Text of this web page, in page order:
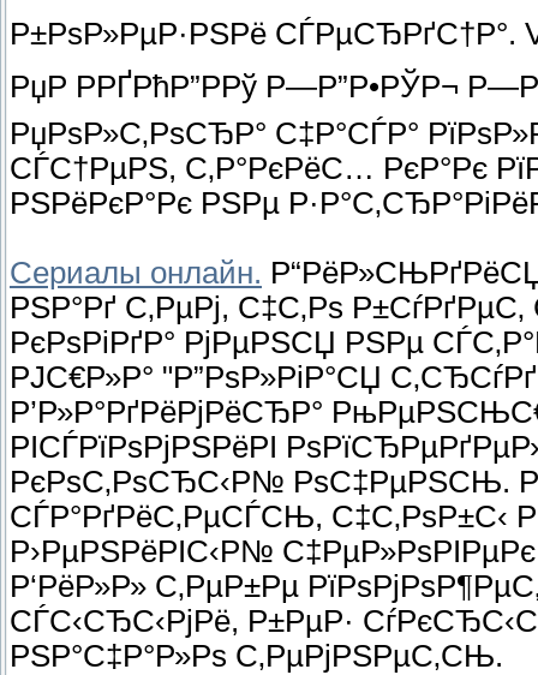
Р±РѕР»РµР·РЅРё СЃРµСЂРґС†Р°.
РџР РРҐРћР”РРў Р—Р”Р•РЎР¬
РџРѕР»С‚РѕСЂР° С‡Р°СЃР°
СЃС†РµРЅ, С‚Р°РєРёС… РєР°Рє
РЅРёРєР°Рє РЅРµ
Сериалы онлайн. Р“РёР»СЊРґРёСЏ
РЅР°Рґ С‚РµРј, С‡С‚Рѕ
РєРѕРіРґР° РјРµРЅСЏ РЅРµ
РЈС€Р»Р° "Р”РѕР»РіР°СЏ
Р’Р»Р°РґРёРјРёСЂР°
РІСЃРїРѕРјРЅРёРІ
РєРѕС‚РѕСЂС‹Р№ РѕС‡РµРЅСЊ.
СЃР°РґРёС‚РµСЃСЊ, С‡С‚РѕР±С‹
Р›РµРЅРёРІС‹Р№
Р‘РёР»Р» С‚РµР±Рµ
СЃС‹СЂС‹РјРё, Р±РµР·
РЅР°С‡Р°Р»Рѕ С‚РµРјРЅРµС‚СЊ.